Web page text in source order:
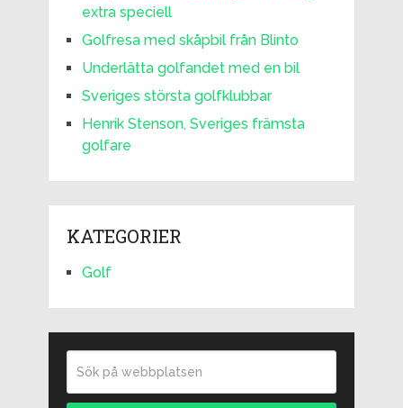
extra speciell
Golfresa med skåpbil från Blinto
Underlätta golfandet med en bil
Sveriges största golfklubbar
Henrik Stenson, Sveriges främsta
golfare
KATEGORIER
Golf